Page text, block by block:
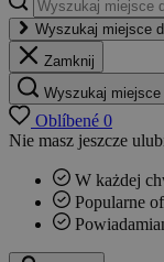
Wyszukaj miejsce
Zamknij
Wyszukaj
Oblíbené 0
Nie masz jeszcze
W każdej
Popularne